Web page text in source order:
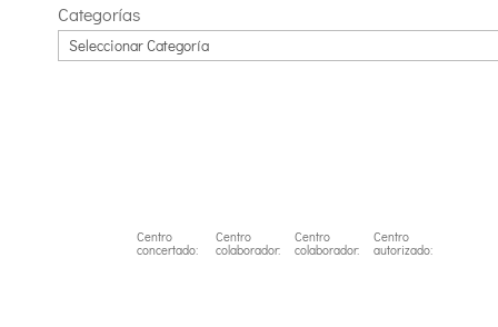
Categorías
Centro
concertado:
Centro
colaborador:
Centro
colaborador:
Centro
autorizado: